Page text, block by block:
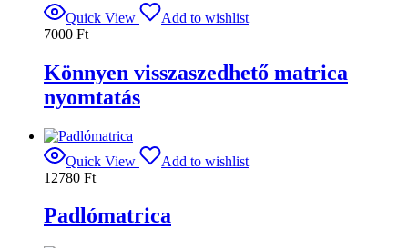
Quick View
Add to wishlist
7000 Ft
Könnyen visszaszedhető matrica
nyomtatás
Quick View
Add to wishlist
12780 Ft
Padlómatrica